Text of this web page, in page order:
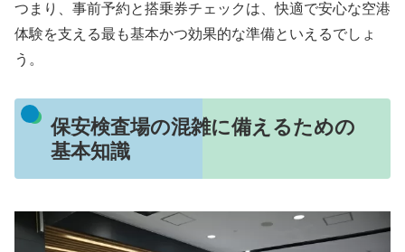
つまり、事前予約と搭乗券チェックは、快適で安心な空港
体験を支える最も基本かつ効果的な準備といえるでしょ
う。
保安検査場の混雑に備えるための
基本知識